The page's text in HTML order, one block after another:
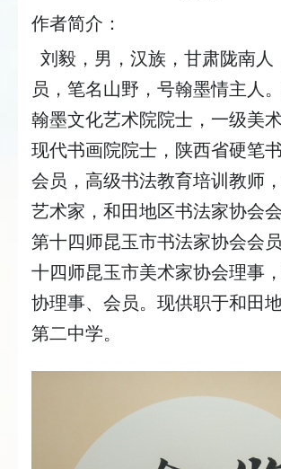
作者简介：
刘毅，男，汉族，甘肃陇南人
员，笔名山野，号翰墨情主人
翰墨文化艺术院院士，一级美
现代书画院院士，陕西省硬笔
会员，高级书法教育培训教师
艺术家，和田地区书法家协会
第十四师昆玉市书法家协会会
十四师昆玉市美术家协会理事
协理事、 会员。现供职于和田
第二中学。